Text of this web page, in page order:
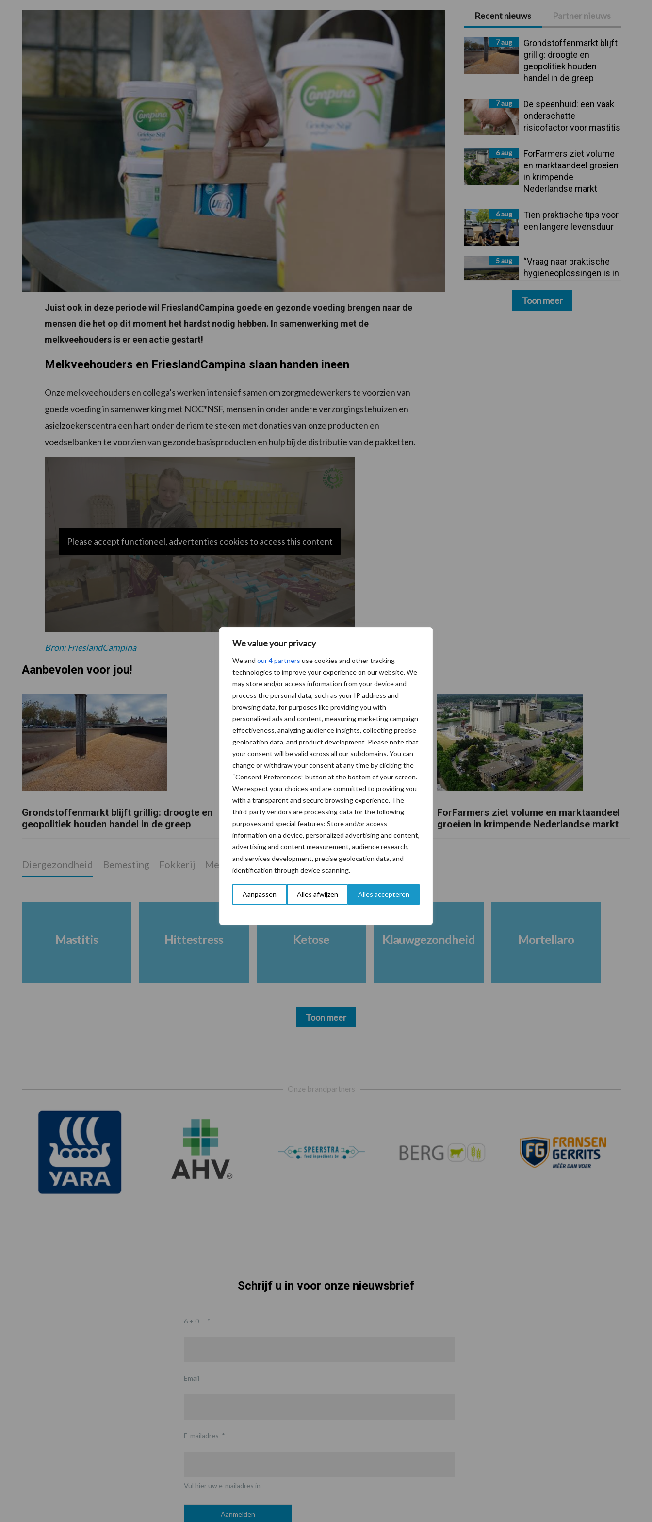
We value your privacy
We and our 4 partners use cookies and other tracking
technologies to improve your experience on our website. We
may store and/or access information from your device and
process the personal data, such as your IP address and
browsing data, for purposes like providing you with
personalized ads and content, measuring marketing campaign
effectiveness, analyzing audience insights, collecting precise
geolocation data, and product development. Please note that
your consent will be valid across all our subdomains. You can
change or withdraw your consent at any time by clicking the
“Consent Preferences” button at the bottom of your screen.
We respect your choices and are committed to providing you
with a transparent and secure browsing experience. The
third-party vendors are processing data for the following
purposes and special features: Store and/or access
information on a device, personalized advertising and content,
advertising and content measurement, audience research,
and services development, precise geolocation data, and
identification through device scanning.
Aanpassen Alles afwijzen Alles accepteren
Juist ook in deze periode wil FrieslandCampina goede en gezonde voeding brengen naar de
mensen die het op dit moment het hardst nodig hebben. In samenwerking met de
melkveehouders is er een actie gestart!
Melkveehouders en FrieslandCampina slaan handen ineen
Onze melkveehouders en collega’s werken intensief samen om zorgmedewerkers te voorzien van
goede voeding in samenwerking met NOC*NSF, mensen in onder andere verzorgingstehuizen en
asielzoekerscentra een hart onder de riem te steken met donaties van onze producten en
voedselbanken te voorzien van gezonde basisproducten en hulp bij de distributie van de pakketten.
Please accept functioneel, advertenties cookies to access this content
Bron: FrieslandCampina
Primaire
Sidebar
Recent nieuws Partner nieuws
7 aug
Grondstoffenmarkt blijft
grillig: droogte en
geopolitiek houden
handel in de greep
7 aug
De speenhuid: een vaak
onderschatte
risicofactor voor mastitis
6 aug
ForFarmers ziet volume
en marktaandeel groeien
in krimpende
Nederlandse markt
6 aug
Tien praktische tips voor
een langere levensduur
5 aug
“Vraag naar praktische
hygieneoplossingen is in
Toon meer
Aanbevolen voor jou!
Grondstoffenmarkt blijft grillig: droogte en
geopolitiek houden handel in de greep
De speenhuid: een vaak onderschatte
risicofactor voor mastitis
ForFarmers ziet volume en marktaandeel
groeien in krimpende Nederlandse markt
Diergezondheid Bemesting Fokkerij Melkveebedrijf Veevoer Wet en regelgeving
Mastitis Hittestress Ketose Klauwgezondheid Mortellaro
Toon meer
Onze brandpartners
Schrijf u in voor onze nieuwsbrief
6 + 0 = *
Email
E-mailadres *
Vul hier uw e-mailadres in